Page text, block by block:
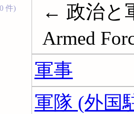
件)
← 政治と
Armed
軍事
軍隊 (外国